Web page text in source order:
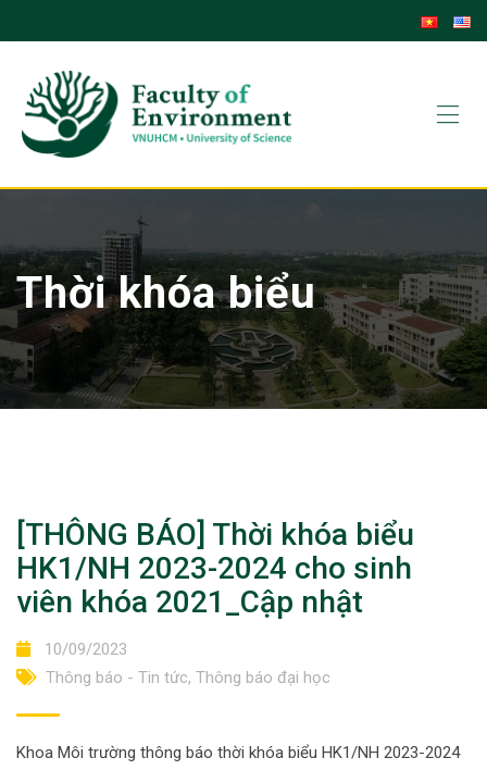
to
content
Thời khóa biểu
[THÔNG BÁO] Thời khóa biểu
HK1/NH 2023-2024 cho sinh
viên khóa 2021_Cập nhật
10/09/2023
Thông báo - Tin tức, Thông báo đại học
Khoa Môi trường thông báo thời khóa biểu HK1/NH 2023-2024